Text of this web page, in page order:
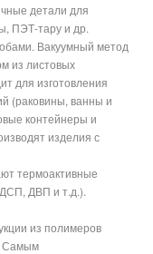
детали для
ПЭТ-тару и др.
Вакуумный метод
из листовых
для изготовления
(раковины, ванны и
контейнеры и
изделия с
термоактивные
ДВП и т.д.).
из полимеров
Самым